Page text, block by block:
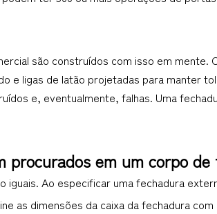
são construídos com isso em
e ligas de latão projetadas para manter
e, eventualmente, falhas. Uma
procurados em um corpo
iguais. Ao especificar uma fechadura
as dimensões da caixa da fechadura